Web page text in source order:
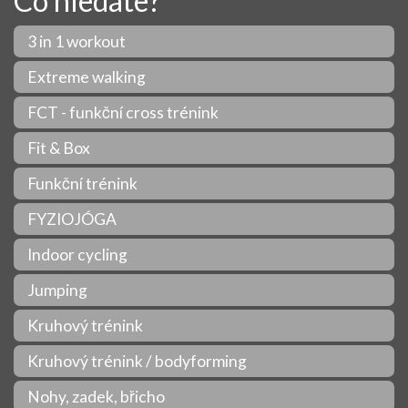
3 in 1 workout
Extreme walking
FCT - funkční cross trénink
Fit & Box
Funkční trénink
FYZIOJÓGA
Indoor cycling
Jumping
Kruhový trénink
Kruhový trénink / bodyforming
Nohy, zadek, břicho